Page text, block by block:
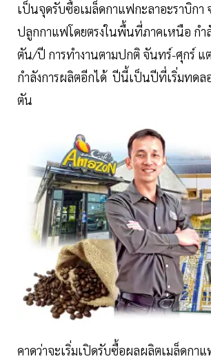
เป็นจุดรับซื้อเมล็ดกาแฟกะลาอะราบิกา
ปลูกกาแฟโดยตรงในพื้นที่ภาคเหนือ กำ
ตัน/ปี การทำงานตามปกติ จันทร์-ศุกร์ แ
กำลังการผลิตอีกได้ ปีนี้เป็นปีที่เริ่มทดล
ตัน
คาดว่าจะเริ่มเปิดรับซื้อผลผลิตเมล็ดกาแ